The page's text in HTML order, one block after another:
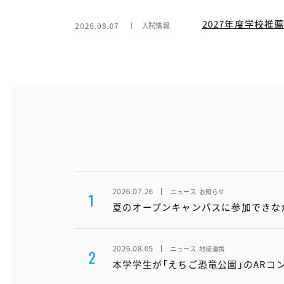
2026.08.07 入試情報 2027年度学校推
1 2026.07.26 ニュース お知らせ
夏のオープンキャンパスに参加でき
2 2026.08.05 ニュース 地域連携
本学学生が「えちご恐竜公園」のAR